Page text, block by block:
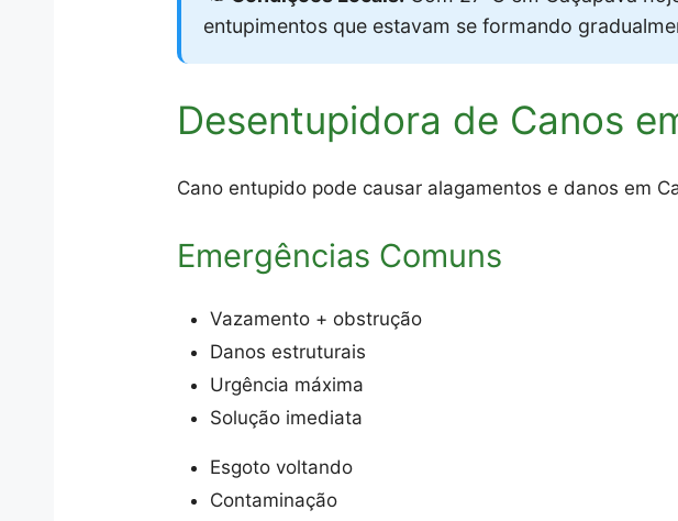
entupimentos que estavam se formando
Desentupidora de Canos
Cano entupido pode causar alagamentos e danos em
Emergências Comuns
Vazamento + obstrução
Danos estruturais
Urgência máxima
Solução imediata
Esgoto voltando
Contaminação